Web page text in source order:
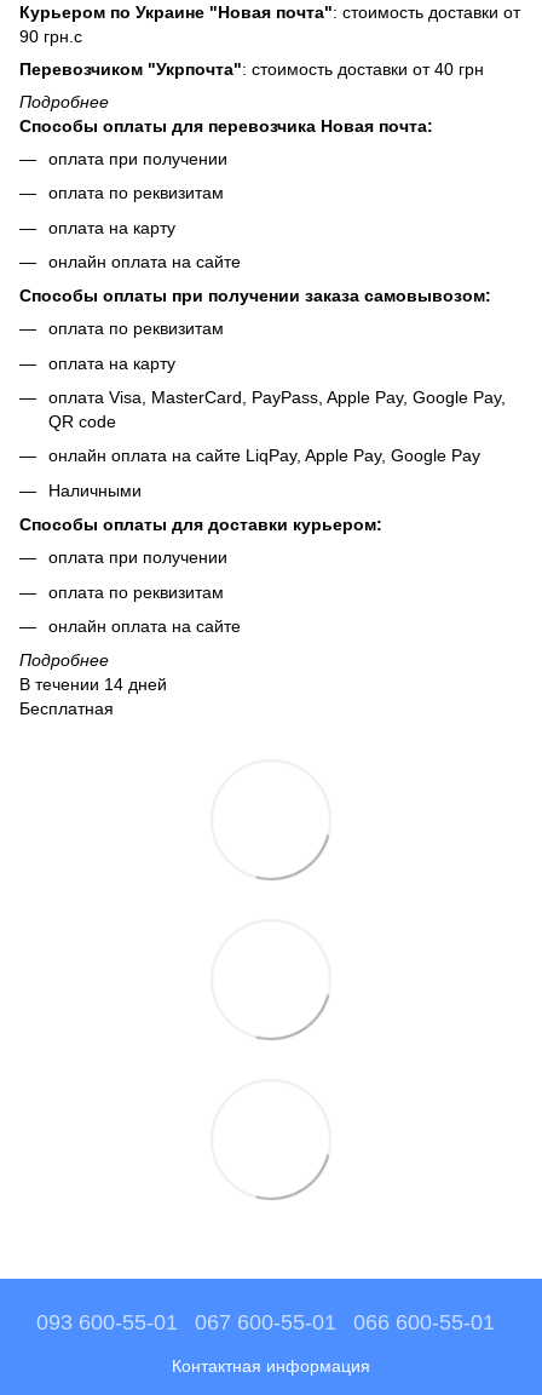
Курьером по Украине "Новая почта": стоимость доставки от
90 грн.с
Перевозчиком "Укрпочта": стоимость доставки от 40 грн
Подробнее
Способы оплаты для перевозчика Новая почта:
оплата при получении
оплата по реквизитам
оплата на карту
онлайн оплата на сайте
Способы оплаты при получении заказа самовывозом:
оплата по реквизитам
оплата на карту
оплата Visa, MasterCard, PayPass, Apple Pay, Google Pay,
QR code
онлайн оплата на сайте LiqPay, Apple Pay, Google Pay
Наличными
Способы оплаты для доставки курьером:
оплата при получении
оплата по реквизитам
онлайн оплата на сайте
Подробнее
В течении 14 дней
Бесплатная
093 600-55-01 067 600-55-01 066 600-55-01
Контактная информация